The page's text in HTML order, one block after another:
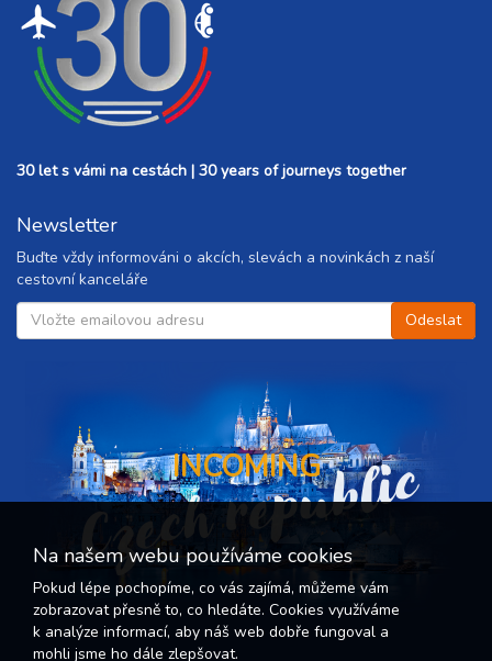
30 let s vámi na cestách | 30 years of journeys together
Newsletter
Buďte vždy informováni o akcích, slevách a novinkách z naší
cestovní kanceláře
INCOMING
Czech republic
Na našem webu používáme cookies
Pokud lépe pochopíme, co vás zajímá, můžeme vám
zobrazovat přesně to, co hledáte. Cookies využíváme
k analýze informací, aby náš web dobře fungoval a
mohli jsme ho dále zlepšovat.